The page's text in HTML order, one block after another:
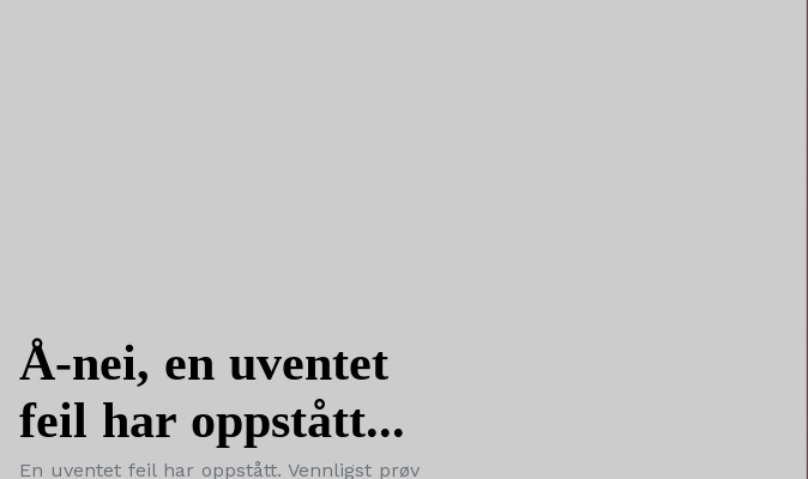
Å-nei, en uventet
feil har oppstått...
En uventet feil har oppstått. Vennligst prøv